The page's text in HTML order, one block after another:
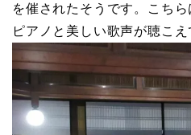
を催されたそうです。こちら
ピアノと美しい歌声が聴こえ